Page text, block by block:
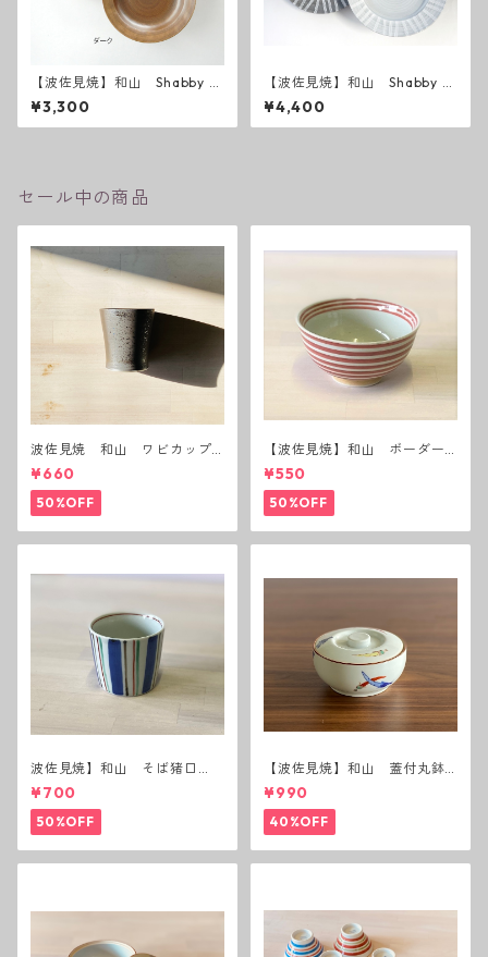
【波佐見焼】和山 Shabby c
hic style カレー皿
¥3,300
【波佐見焼】和山 Shabby c
hic style 25 ( ダークグレー
／ ライトグレー ）
¥4,400
セール中の商品
波佐見焼 和山 ワビカップ
黒錆 3種(アウトレット）
¥660
50%OFF
【波佐見焼】和山 ボーダー
茶碗 赤
¥550
50%OFF
波佐見焼】和山 そば猪口
（十草）
¥700
50%OFF
【波佐見焼】和山 蓋付丸鉢
(唐辛子)
¥990
40%OFF